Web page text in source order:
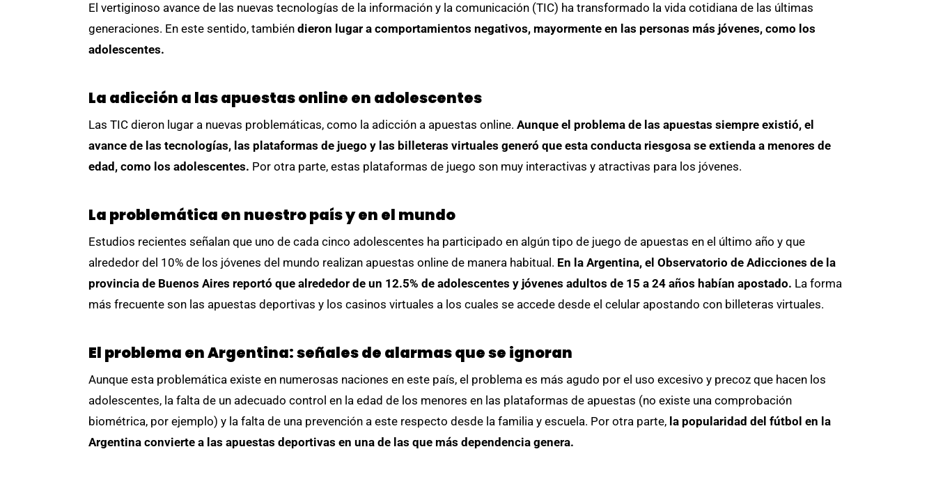
El vertiginoso avance de las nuevas tecnologías de la información y la comunicación (TIC) ha transformado la vida cotidiana de las últimas
generaciones. En este sentido, también dieron lugar a comportamientos negativos, mayormente en las personas más jóvenes, como los
adolescentes.
La adicción a las apuestas online en adolescentes
Las TIC dieron lugar a nuevas problemáticas, como la adicción a apuestas online. Aunque el problema de las apuestas siempre existió, el
avance de las tecnologías, las plataformas de juego y las billeteras virtuales generó que esta conducta riesgosa se extienda a menores de
edad, como los adolescentes. Por otra parte, estas plataformas de juego son muy interactivas y atractivas para los jóvenes.
La problemática en nuestro país y en el mundo
Estudios recientes señalan que uno de cada cinco adolescentes ha participado en algún tipo de juego de apuestas en el último año y que
alrededor del 10% de los jóvenes del mundo realizan apuestas online de manera habitual. En la Argentina, el Observatorio de Adicciones de la
provincia de Buenos Aires reportó que alrededor de un 12.5% de adolescentes y jóvenes adultos de 15 a 24 años habían apostado. La forma
más frecuente son las apuestas deportivas y los casinos virtuales a los cuales se accede desde el celular apostando con billeteras virtuales.
El problema en Argentina: señales de alarmas que se ignoran
Aunque esta problemática existe en numerosas naciones en este país, el problema es más agudo por el uso excesivo y precoz que hacen los
adolescentes, la falta de un adecuado control en la edad de los menores en las plataformas de apuestas (no existe una comprobación
biométrica, por ejemplo) y la falta de una prevención a este respecto desde la familia y escuela. Por otra parte, la popularidad del fútbol en la
Argentina convierte a las apuestas deportivas en una de las que más dependencia genera.